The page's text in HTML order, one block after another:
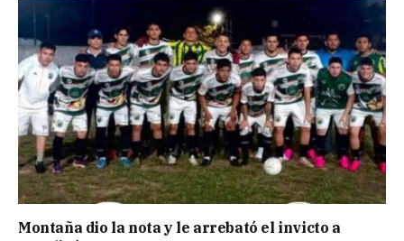
Montaña dio la nota y le arrebató el invicto a